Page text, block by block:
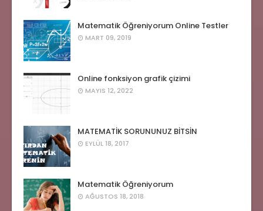
Matematik Öğreniyorum Online Testler
MART 09, 2019
Online fonksiyon grafik çizimi
MAYIS 12, 2022
MATEMATİK SORUNUNUZ BİTSİN
EYLÜL 18, 2017
Matematik Öğreniyorum
AĞUSTOS 18, 2018